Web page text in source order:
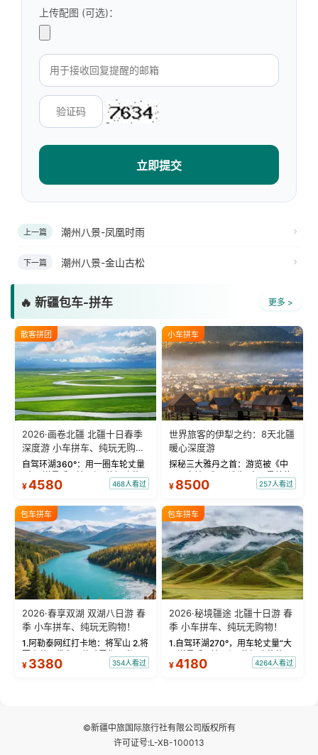
上传配图 (可选)：
立即提交
上一篇 潮州八景-凤凰时雨
下一篇 潮州八景-金山古松
🔥 新疆包车-拼车 更多 >
散客拼团
2026·画卷北疆 北疆十日春季
深度游 小车拼车、纯玩无购
物！
自驾环湖360°：用一圈车轮丈量
“大西洋最后一滴眼泪”的极致蔚
蓝。 赛湖旅拍：甄选多款风格服
绝美瞬间。 赛湖坦克300跟车视
频：专业摄影师...
¥4580 468人看过
小车拼车
世界旅客的伊犁之约：8天北疆
暖心深度游
探秘三大雅丹之首：游览被《中
国国家地理》评选为“中国最美的
三大雅丹”第一名的克拉玛依魔鬼
瓦人最大村落——禾木村，欣赏
晨雾与小木...
¥ 8500 257人看过
包车拼车
2026·春享双湖 双湖八日游 春
季 小车拼车、纯玩无购物！
1.阿勒泰网红打卡地：将军山 2.将
军山落日缆车，体验雪都风光 3.
将军山，夕阳派对，蹦迪party 4.
¥ 3380 354人看过
包车拼车
2026·秘境疆途 北疆十日游 春
季 小车拼车、纯玩无购物！
1.自驾环湖270°，用车轮丈量“大
西洋最后一滴眼泪”的极致蔚蓝，
让雪山、花海与深邃湖水在转弯
¥4180 4264人看过
©新疆中旅国际旅行社有限公司版权所有
许可证号:L-XB-100013